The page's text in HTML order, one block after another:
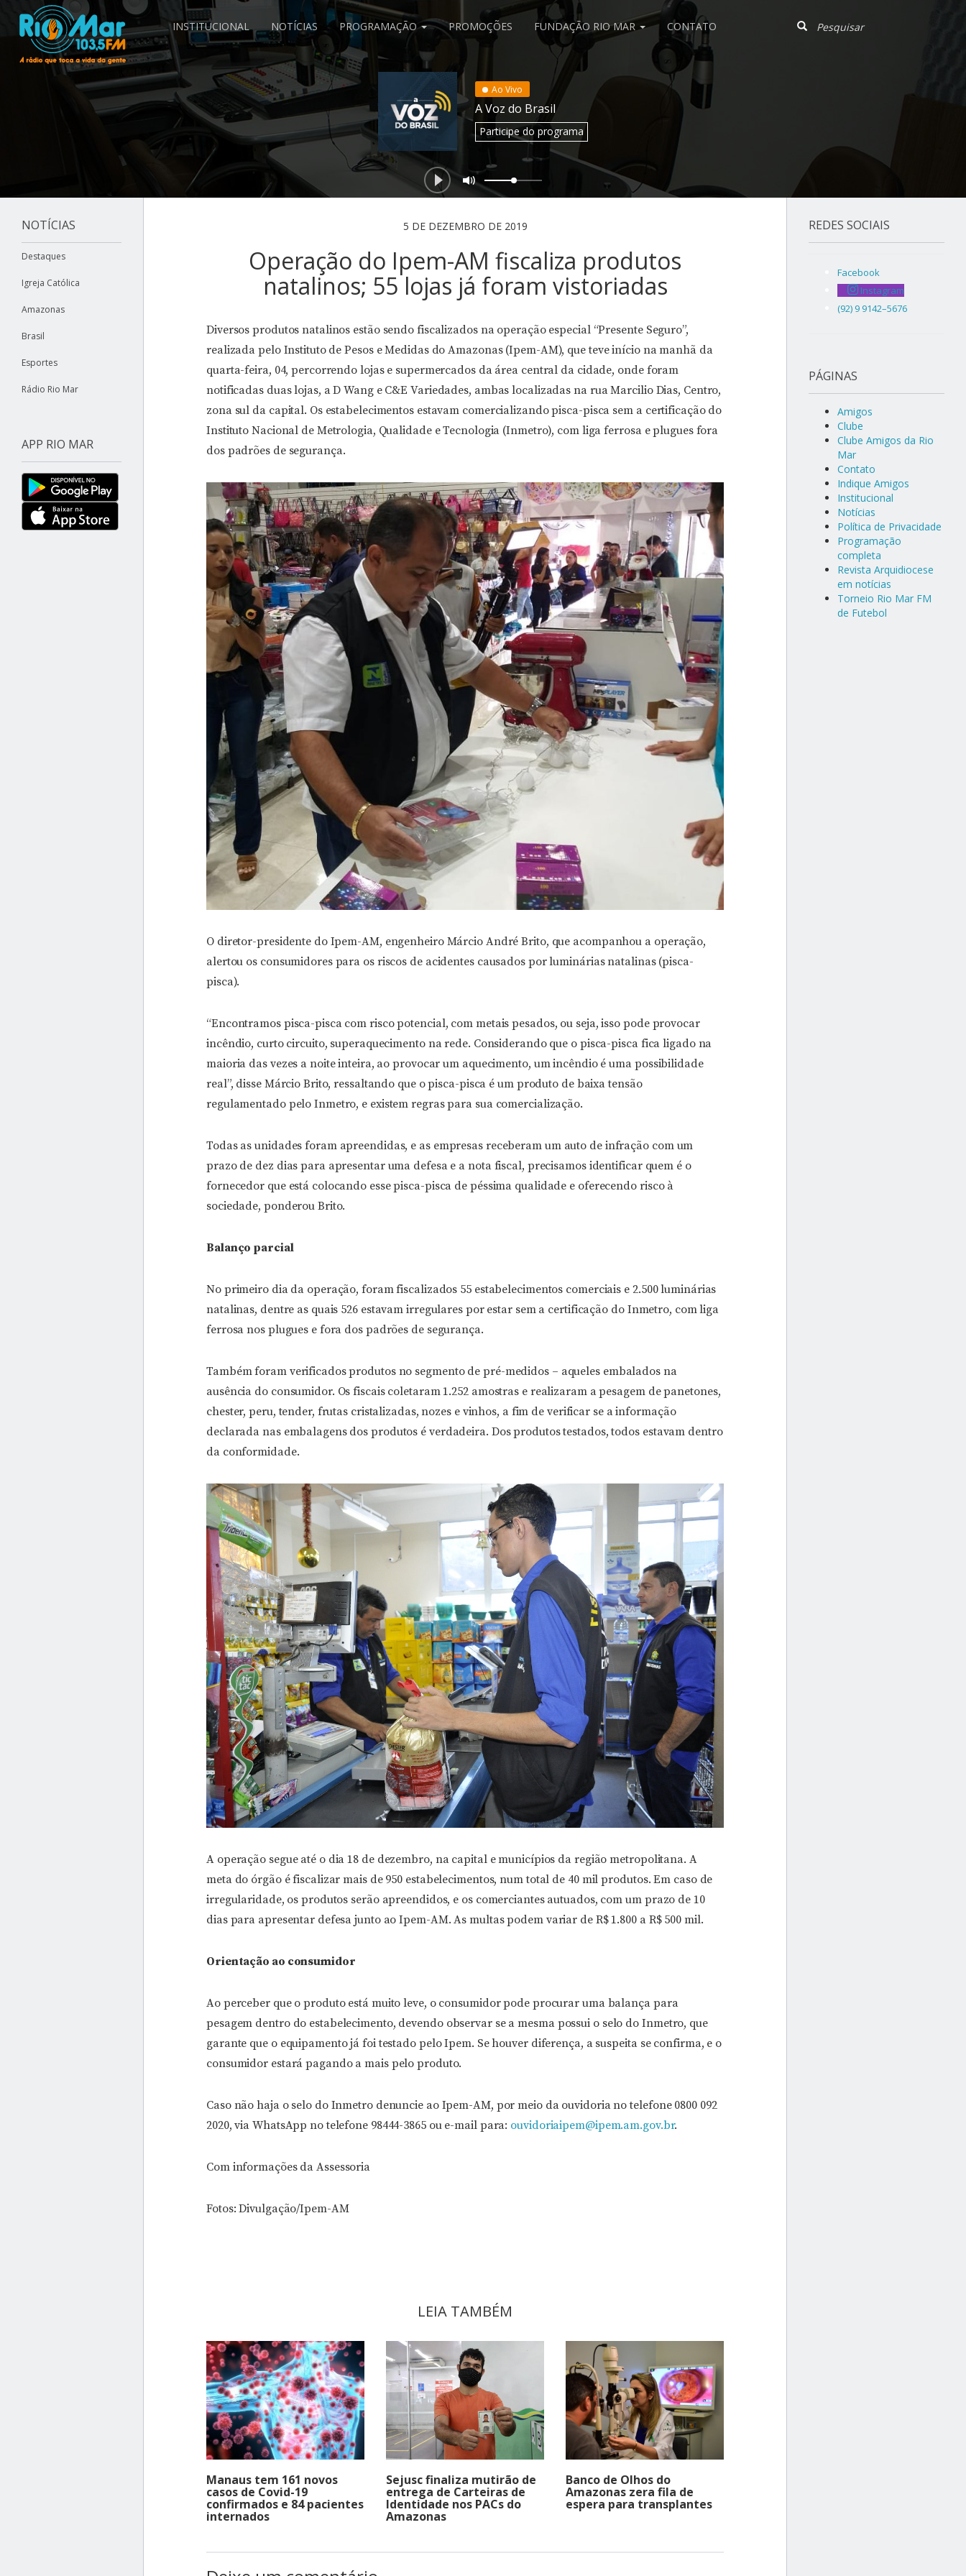
INSTITUCIONAL NOTÍCIAS PROGRAMAÇÃO PROMOÇÕES FUNDAÇÃO RIO MAR CONTATO
Ao Vivo
A Voz do Brasil
Participedo programa
NOTÍCIAS
Destaques
Igreja Católica
Amazonas
Brasil
Esportes
Rádio Rio Mar
APP RIO MAR
5 DE DEZEMBRO DE 2019
Operação do Ipem-AM fiscaliza produtos
natalinos; 55 lojas já foram vistoriadas
Diversos produtos natalinos estão sendo fiscalizados na operação especial “Presente Seguro”,
realizada pelo Instituto de Pesos e Medidas do Amazonas (Ipem-AM), que teve início na manhã da
quarta-feira, 04, percorrendo lojas e supermercados da área central da cidade, onde foram
notificadas duas lojas, a D Wang e C&E Variedades, ambas localizadas na rua Marcilio Dias, Centro,
zona sul da capital. Os estabelecimentos estavam comercializando pisca-pisca sem a certificação do
Instituto Nacional de Metrologia, Qualidade e Tecnologia (Inmetro), com liga ferrosa e plugues fora
dos padrões de segurança.
O diretor-presidente do Ipem-AM, engenheiro Márcio André Brito, que acompanhou a operação,
alertou os consumidores para os riscos de acidentes causados por luminárias natalinas (pisca-
pisca).
“Encontramos pisca-pisca com risco potencial, com metais pesados, ou seja, isso pode provocar
incêndio, curto circuito, superaquecimento na rede. Considerando que o pisca-pisca fica ligado na
maioria das vezes a noite inteira, ao provocar um aquecimento, um incêndio é uma possibilidade
real”, disse Márcio Brito, ressaltando que o pisca-pisca é um produto de baixa tensão
regulamentado pelo Inmetro, e existem regras para sua comercialização.
Todas as unidades foram apreendidas, e as empresas receberam um auto de infração com um
prazo de dez dias para apresentar uma defesa e a nota fiscal, precisamos identificar quem é o
fornecedor que está colocando esse pisca-pisca de péssima qualidade e oferecendo risco à
sociedade, ponderou Brito.
Balanço parcial
No primeiro dia da operação, foram fiscalizados 55 estabelecimentos comerciais e 2.500 luminárias
natalinas, dentre as quais 526 estavam irregulares por estar sem a certificação do Inmetro, com liga
ferrosa nos plugues e fora dos padrões de segurança.
Também foram verificados produtos no segmento de pré-medidos – aqueles embalados na
ausência do consumidor. Os fiscais coletaram 1.252 amostras e realizaram a pesagem de panetones,
chester, peru, tender, frutas cristalizadas, nozes e vinhos, a fim de verificar se a informação
declarada nas embalagens dos produtos é verdadeira. Dos produtos testados, todos estavam dentro
da conformidade.
A operação segue até o dia 18 de dezembro, na capital e municípios da região metropolitana. A
meta do órgão é fiscalizar mais de 950 estabelecimentos, num total de 40 mil produtos. Em caso de
irregularidade, os produtos serão apreendidos, e os comerciantes autuados, com um prazo de 10
dias para apresentar defesa junto ao Ipem-AM. As multas podem variar de R$ 1.800 a R$ 500 mil.
Orientação ao consumidor
Ao perceber que o produto está muito leve, o consumidor pode procurar uma balança para
pesagem dentro do estabelecimento, devendo observar se a mesma possui o selo do Inmetro, que
garante que o equipamento já foi testado pelo Ipem. Se houver diferença, a suspeita se confirma, e o
consumidor estará pagando a mais pelo produto.
Caso não haja o selo do Inmetro denuncie ao Ipem-AM, por meio da ouvidoria no telefone 0800 092
2020, via WhatsApp no telefone 98444-3865 ou e-mail para: ouvidoriaipem@ipem.am.gov.br.
Com informações da Assessoria
Fotos: Divulgação/Ipem-AM
LEIA TAMBÉM
Manaus tem 161 novos
casos de Covid-19
confirmados e 84 pacientes
internados
Sejusc finaliza mutirão de
entrega de Carteiras de
Identidade nos PACs do
Amazonas
Banco de Olhos do
Amazonas zera fila de
espera para transplantes
REDES SOCIAIS
Facebook
Instagram
(92) 9 9142–5676
PÁGINAS
Amigos
Clube
Clube Amigos da Rio
Mar
Contato
Indique Amigos
Institucional
Notícias
Política de Privacidade
Programação
completa
Revista Arquidiocese
em notícias
Torneio Rio Mar FM
de Futebol